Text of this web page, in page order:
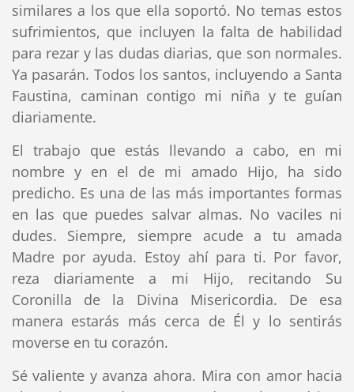
similares a los que ella soportó. No temas estos
sufrimientos, que incluyen la falta de habilidad
para rezar y las dudas diarias, que son normales.
Ya pasarán. Todos los santos, incluyendo a Santa
Faustina, caminan contigo mi niña y te guían
diariamente.
El trabajo que estás llevando a cabo, en mi
nombre y en el de mi amado Hijo, ha sido
predicho. Es una de las más importantes formas
en las que puedes salvar almas. No vaciles ni
dudes. Siempre, siempre acude a tu amada
Madre por ayuda. Estoy ahí para ti. Por favor,
reza diariamente a mi Hijo, recitando Su
Coronilla de la Divina Misericordia. De esa
manera estarás más cerca de Él y lo sentirás
moverse en tu corazón.
Sé valiente y avanza ahora. Mira con amor hacia